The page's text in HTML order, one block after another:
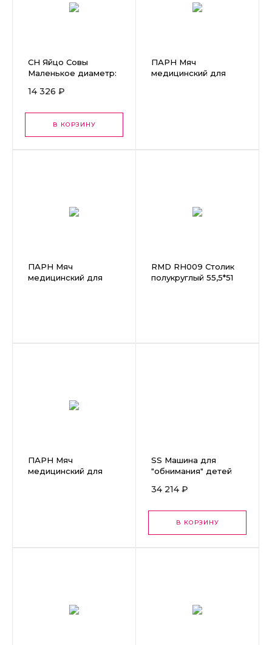
СН Яйцо Совы
Маленькое диаметр:
ребенка до 110 см
14 326 ₽
В КОРЗИНУ
ПАРН Мяч
медицинский для
ПАРН Мяч
медицинский для
RMD RH009 Столик
полукруглый 55,5*51
ПАРН Мяч
медицинский для
SS Машина для
"обнимания" детей
34 214 ₽
В КОРЗИНУ